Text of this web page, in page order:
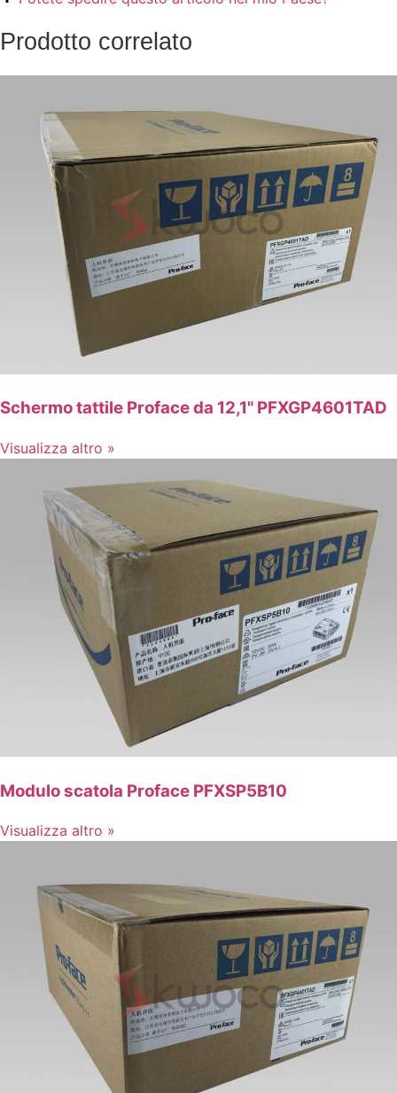
Prodotto correlato
Schermo tattile Proface da 12,1" PFXGP4601TAD
Visualizza altro »
Modulo scatola Proface PFXSP5B10
Visualizza altro »